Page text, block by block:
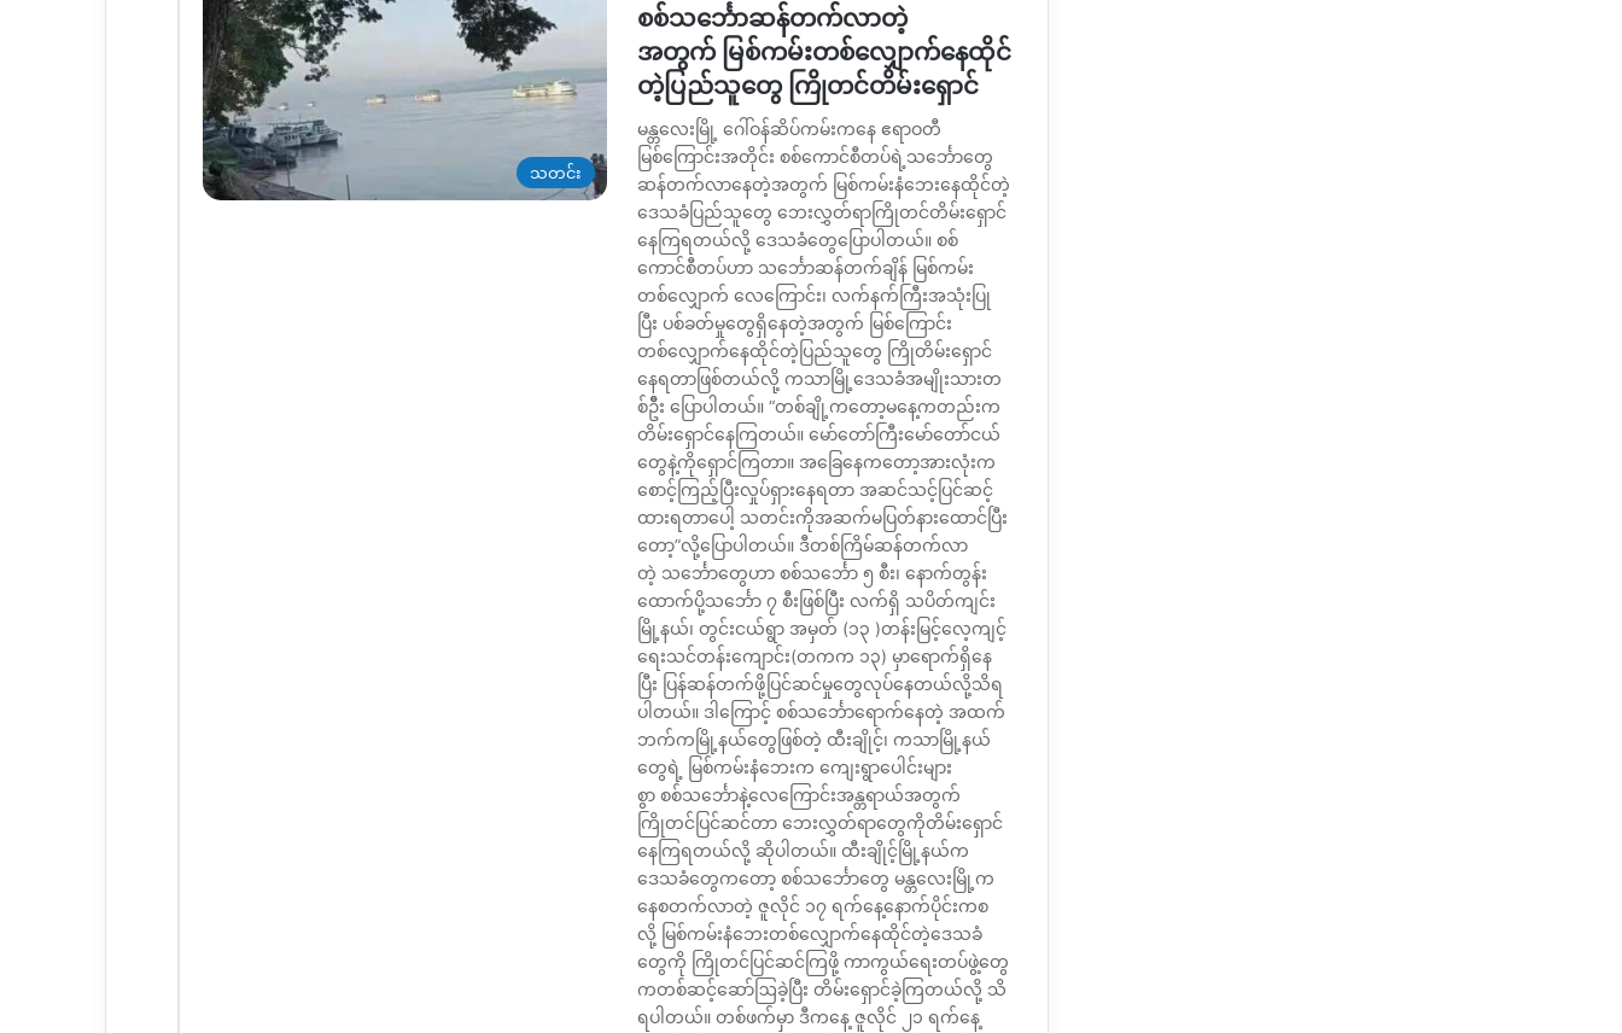
သတင်း
စစ်သင်္ဘောဆန်တက်လာတဲ့
အတွက် မြစ်ကမ်းတစ်လျှောက်နေထိုင်
တဲ့ပြည်သူတွေ ကြိုတင်တိမ်းရှောင်
မန္တလေးမြို့ ဂေါ်ဝန်ဆိပ်ကမ်းကနေ ဧရာဝတီ
မြစ်ကြောင်းအတိုင်း စစ်ကောင်စီတပ်ရဲ့သင်္ဘောတွေ
ဆန်တက်လာနေတဲ့အတွက် မြစ်ကမ်းနံဘေးနေထိုင်တဲ့
ဒေသခံပြည်သူတွေ ဘေးလွှတ်ရာကြိုတင်တိမ်းရှောင်
နေကြရတယ်လို့ ဒေသခံတွေပြောပါတယ်။ စစ်
ကောင်စီတပ်ဟာ သင်္ဘောဆန်တက်ချိန် မြစ်ကမ်း
တစ်လျှောက် လေကြောင်း၊ လက်နက်ကြီးအသုံးပြု
ပြီး ပစ်ခတ်မှုတွေရှိနေတဲ့အတွက် မြစ်ကြောင်း
တစ်လျှောက်နေထိုင်တဲ့ပြည်သူတွေ ကြိုတိမ်းရှောင်
နေရတာဖြစ်တယ်လို့ ကသာမြို့ဒေသခံအမျိုးသားတ
စ်ဥိီး ပြောပါတယ်။ “တစ်ချို့ကတော့မနေ့ကတည်းက
တိမ်းရှောင်နေကြတယ်။ မော်တော်ကြီးမော်တော်ငယ်
တွေနဲ့ကိုရှောင်ကြတာ။ အခြေနေကတော့အားလုံးက
စောင့်ကြည့်ပြီးလှုပ်ရှားနေရတာ အဆင်သင့်ပြင်ဆင့်
ထားရတာပေါ့ သတင်းကိုအဆက်မပြတ်နားထောင်ပြီး
တော့”လို့ပြောပါတယ်။ ဒီတစ်ကြိမ်ဆန်တက်လာ
တဲ့ သင်္ဘောတွေဟာ စစ်သင်္ဘော ၅ စီး၊ နောက်တွန်း
ထောက်ပို့သင်္ဘော ၇ စီးဖြစ်ပြီး လက်ရှိ သပိတ်ကျင်း
မြို့နယ်၊ တွင်းငယ်ရွာ အမှတ် (၁၃ )တန်းမြင့်လေ့ကျင့်
ရေးသင်တန်းကျောင်း(တကက ၁၃) မှာရောက်ရှိနေ
ပြီး ပြန်ဆန်တက်ဖို့ပြင်ဆင်မှုတွေလုပ်နေတယ်လို့သိရ
ပါတယ်။ ဒါကြောင့် စစ်သင်္ဘောရောက်နေတဲ့ အထက်
ဘက်ကမြို့နယ်တွေဖြစ်တဲ့ ထီးချိုင့်၊ ကသာမြို့နယ်
တွေရဲ့ မြစ်ကမ်းနံဘေးက ကျေးရွာပေါင်းများ
စွာ စစ်သင်္ဘောနဲ့လေကြောင်းအန္တရာယ်အတွက်
ကြိုတင်ပြင်ဆင်တာ ဘေးလွှတ်ရာတွေကိုတိမ်းရှောင်
နေကြရတယ်လို့ ဆိုပါတယ်။ ထီးချိုင့်မြို့နယ်က
ဒေသခံတွေကတော့ စစ်သင်္ဘောတွေ မန္တလေးမြို့က
နေစတက်လာတဲ့ ဇူလိုင် ၁၇ ရက်နေ့နောက်ပိုင်းကစ
လို့ မြစ်ကမ်းနံဘေးတစ်လျှောက်နေထိုင်တဲ့ဒေသခံ
တွေကို ကြိုတင်ပြင်ဆင်ကြဖို့ ကာကွယ်ရေးတပ်ဖွဲ့တွေ
ကတစ်ဆင့်ဆော်ဩခဲ့ပြီး တိမ်းရှောင်ခဲ့ကြတယ်လို့ သိ
ရပါတယ်။ တစ်ဖက်မှာ ဒီကနေ့ ဇူလိုင် ၂၁ ရက်နေ့